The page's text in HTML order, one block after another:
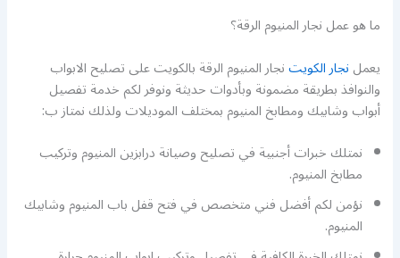
ما هو عمل نجار المنيوم الرقة؟
يعملنجار الكويتنجار المنيوم الرقة بالكويت على تصليح الابواب
والنوافذ بطريقة مضمونة وبأدوات حديثة ونوفر لكم خدمة تفصيل
أبواب وشابيك ومطابخ المنيوم بمختلف الموديلات ولذلك نمتاز ب:
نمتلك خبرات أجنبية في تصليح وصيانة درابزين المنيوم وتركيب
مطابخ المنيوم.
نؤمن لكم أفضل فني متخصص في فتح قفل باب المنيوم وشابيك
المنيوم.